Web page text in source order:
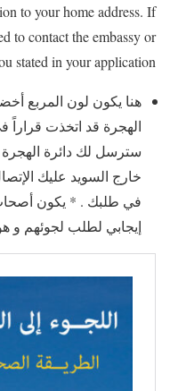
to your home address. If
to contact the embassy or
stated in your application.
هنا يكون لون المربع
الهجرة قد اتخذت
سترسل لك دائرة الهجرة
خارج السويد عليك
في طلبك . * يكون
إيجابي لطلب لجوئهم و